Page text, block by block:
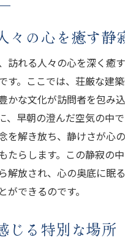
々の心を癒す静
訪れる人々の心を深く癒
す。ここでは、荘厳な建築
かな文化が訪問者を包み
、早朝の澄んだ空気の中
を解き放ち、静けさが心
たらします。この静寂の
解放され、心の奥底に眠
ができるのです。
じる特別な場所